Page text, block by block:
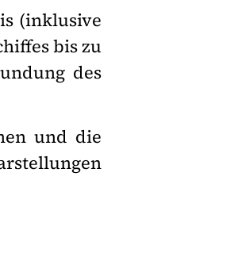
(inklusive
bis zu
des
und die